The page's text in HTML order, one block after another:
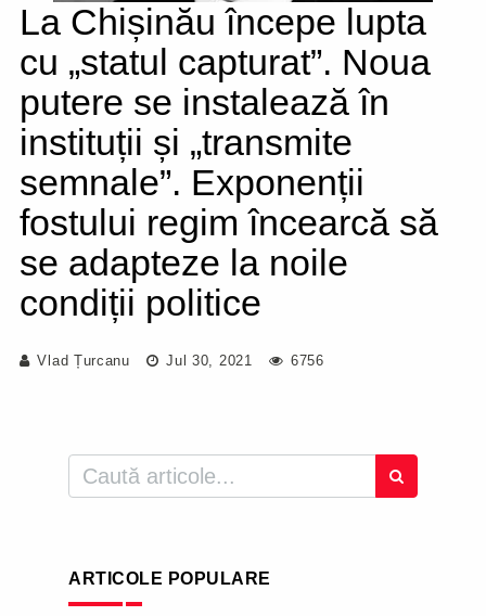
La Chișinău începe lupta
cu „statul capturat”. Noua
putere se instalează în
instituții și „transmite
semnale”. Exponenții
fostului regim încearcă să
se adapteze la noile
condiții politice
Vlad Țurcanu Jul 30, 2021 6756
ARTICOLE POPULARE